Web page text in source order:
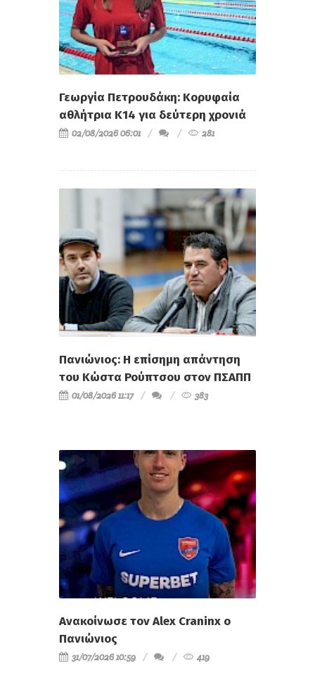
Γεωργία Πετρουδάκη: Κορυφαία
αθλήτρια Κ14 για δεύτερη χρονιά
02/08/2026 06:01 281
Πανιώνιος: Η επίσημη απάντηση
του Κώστα Ρούπτσου στον ΠΣΑΠΠ
01/08/2026 11:17 383
Ανακοίνωσε τον Alex Craninx ο
Πανιώνιος
31/07/2026 10:59 419